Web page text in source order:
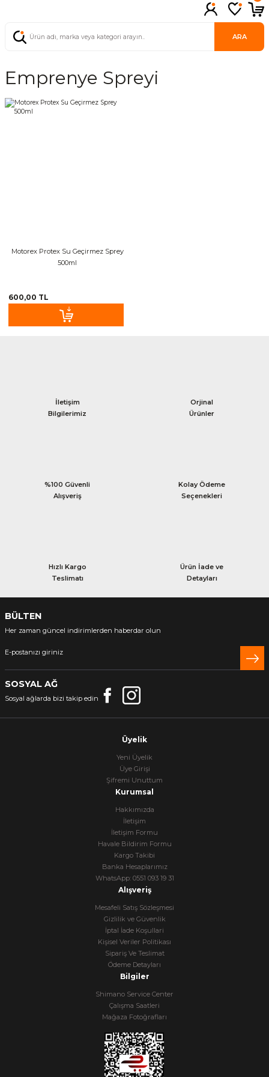
ARA
Emprenye Spreyi
Motorex Protex Su Geçirmez Sprey
500ml
600,00 TL
İletişim
Bilgilerimiz
Orjinal
Ürünler
%100 Güvenli
Alışveriş
Kolay Ödeme
Seçenekleri
Hızlı Kargo
Teslimatı
Ürün İade ve
Detayları
BÜLTEN
Her zaman güncel indirimlerden haberdar olun
SOSYAL AĞ
Sosyal ağlarda bizi takip edin
Üyelik
Yeni Üyelik
Üye Girişi
Şifremi Unuttum
Kurumsal
Hakkımızda
İletişim
İletişim Formu
Havale Bildirim Formu
Kargo Takibi
Banka Hesaplarımız
WhatsApp: 0551 093 19 31
Alışveriş
Mesafeli Satış Sözleşmesi
Gizlilik ve Güvenlik
İptal İade Koşullari
Kişisel Veriler Politikası
Sipariş Ve Teslimat
Ödeme Detayları
Bilgiler
Shimano Service Center
Çalışma Saatleri
Mağaza Fotoğrafları